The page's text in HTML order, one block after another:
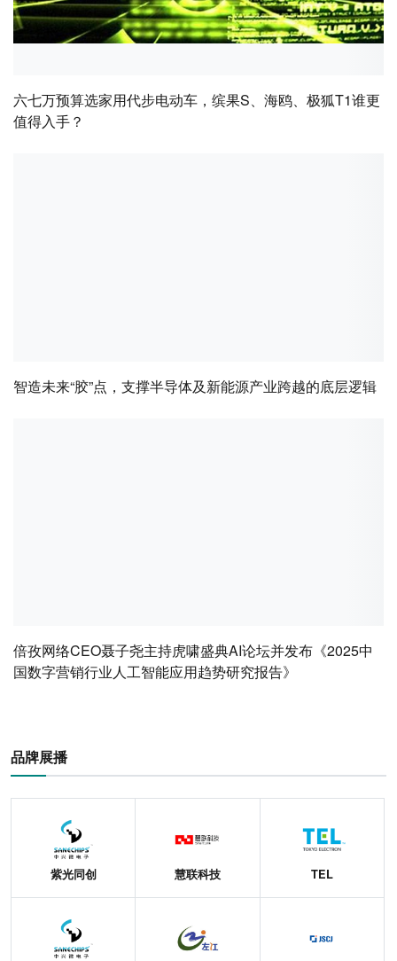
六七万预算选家用代步电动车，缤果S、海鸥、极狐T1谁更
值得入手？
智造未来“胶”点，支撑半导体及新能源产业跨越的底层逻辑
倍孜网络CEO聂子尧主持虎啸盛典AI论坛并发布《2025中
国数字营销行业人工智能应用趋势研究报告》
品牌展播
紫光同创 慧联科技 TEL